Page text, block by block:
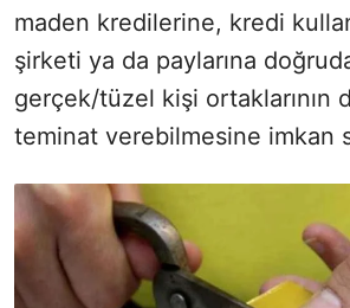
maden kredilerine, kredi
şirketi ya da paylarına
gerçek/tüzel kişi ortaklarının
teminat verebilmesine imkan